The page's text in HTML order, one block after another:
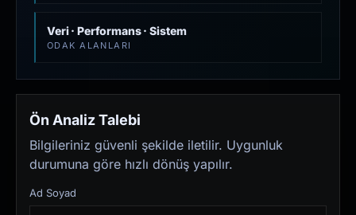
Veri · Performans · Sistem
ODAK ALANLARI
Ön Analiz Talebi
Bilgileriniz güvenli şekilde iletilir. Uygunluk
durumuna göre hızlı dönüş yapılır.
Ad Soyad